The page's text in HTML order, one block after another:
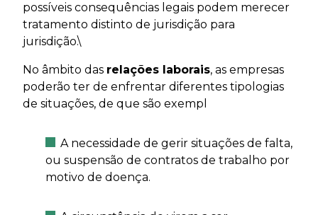
possíveis consequências legais podem merecer
tratamento distinto de jurisdição para
jurisdição.\
No âmbito das relações laborais, as empresas
poderão ter de enfrentar diferentes tipologias
de situações, de que são exempl
A necessidade de gerir situações de falta,
ou suspensão de contratos de trabalho por
motivo de doença.